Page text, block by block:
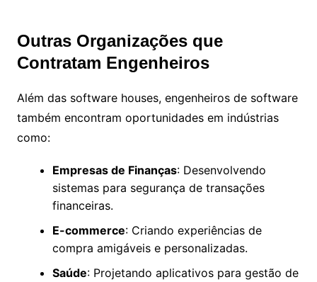
Outras Organizações que
Contratam Engenheiros
Além das software houses, engenheiros de software
também encontram oportunidades em indústrias
como:
Empresas de Finanças: Desenvolvendo
sistemas para segurança de transações
financeiras.
E-commerce: Criando experiências de
compra amigáveis e personalizadas.
Saúde: Projetando aplicativos para gestão de